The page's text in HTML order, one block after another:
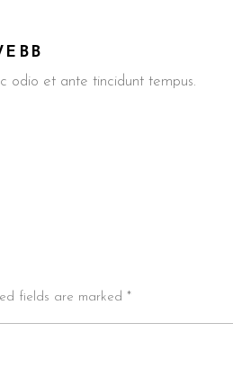
odio et ante tincidunt tempus.
fields are marked *